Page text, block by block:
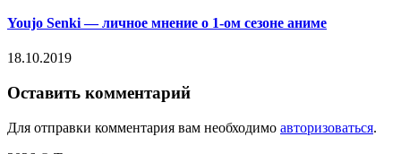
Youjo Senki — личное мнение о 1-ом сезоне аниме
18.10.2019
Оставить комментарий
Для отправки комментария вам необходимо авторизоваться.